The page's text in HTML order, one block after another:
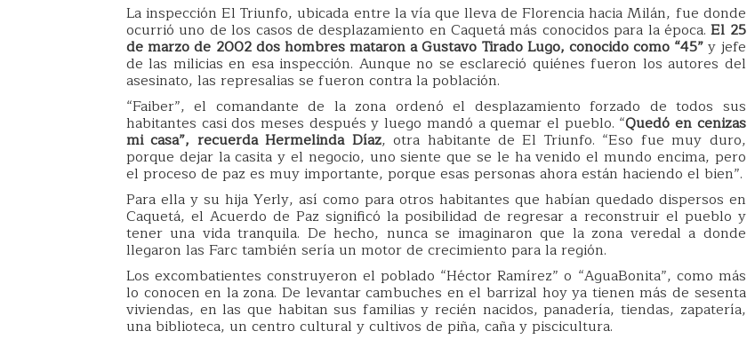
La inspección El Triunfo, ubicada entre la vía que lleva de Florencia hacia Milán, fue donde
ocurrió uno de los casos de desplazamiento en Caquetá más conocidos para la época.El 25
de marzo de 2002 dos hombres mataron a Gustavo Tirado Lugo, conocido como “45”y jefe
de las milicias en esa inspección. Aunque no se esclareció quiénes fueron los autores del
asesinato, las represalias se fueron contra la población.
“Faiber”, el comandante de la zona ordenó el desplazamiento forzado de todos sus
habitantes casi dos meses después y luego mandó a quemar el pueblo. “Quedó en cenizas
mi casa”, recuerda Hermelinda Díaz, otra habitante de El Triunfo. “Eso fue muy duro,
porque dejar la casita y el negocio, uno siente que se le ha venido el mundo encima, pero
el proceso de paz es muy importante, porque esas personas ahora están haciendo el bien”.
Para ella y su hija Yerly, así como para otros habitantes que habían quedado dispersos en
Caquetá, el Acuerdo de Paz significó la posibilidad de regresar a reconstruir el pueblo y
tener una vida tranquila. De hecho, nunca se imaginaron que la zona veredal a donde
llegaron las Farc también sería un motor de crecimiento para la región.
Los excombatientes construyeron el poblado “Héctor Ramírez” o “AguaBonita”, como más
lo conocen en la zona. De levantar cambuches en el barrizal hoy ya tienen más de sesenta
viviendas, en las que habitan sus familias y recién nacidos, panadería, tiendas, zapatería,
una biblioteca, un centro cultural y cultivos de piña, caña y piscicultura.